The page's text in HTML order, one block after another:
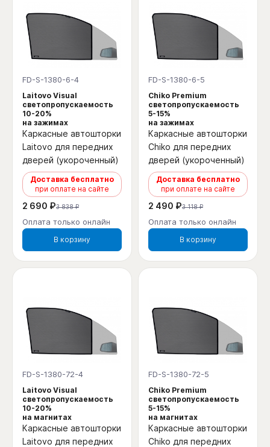
FD-S-1380-6-4
Laitovo Visual
светопропускаемость
10-20%
на зажимах
Каркасные автошторки
Laitovo для передних
дверей (укороченный)
Доставка бесплатно
при оплате на сайте
2 690 ₽3 838 ₽
Оплата только онлайн
В корзину
FD-S-1380-6-5
Chiko Premium
светопропускаемость
5-15%
на зажимах
Каркасные автошторки
Chiko для передних
дверей (укороченный)
Доставка бесплатно
при оплате на сайте
2 490 ₽3 118 ₽
Оплата только онлайн
В корзину
FD-S-1380-72-4
Laitovo Visual
светопропускаемость
10-20%
на магнитах
Каркасные автошторки
Laitovo для передних
FD-S-1380-72-5
Chiko Premium
светопропускаемость
5-15%
на магнитах
Каркасные автошторки
Chiko для передних